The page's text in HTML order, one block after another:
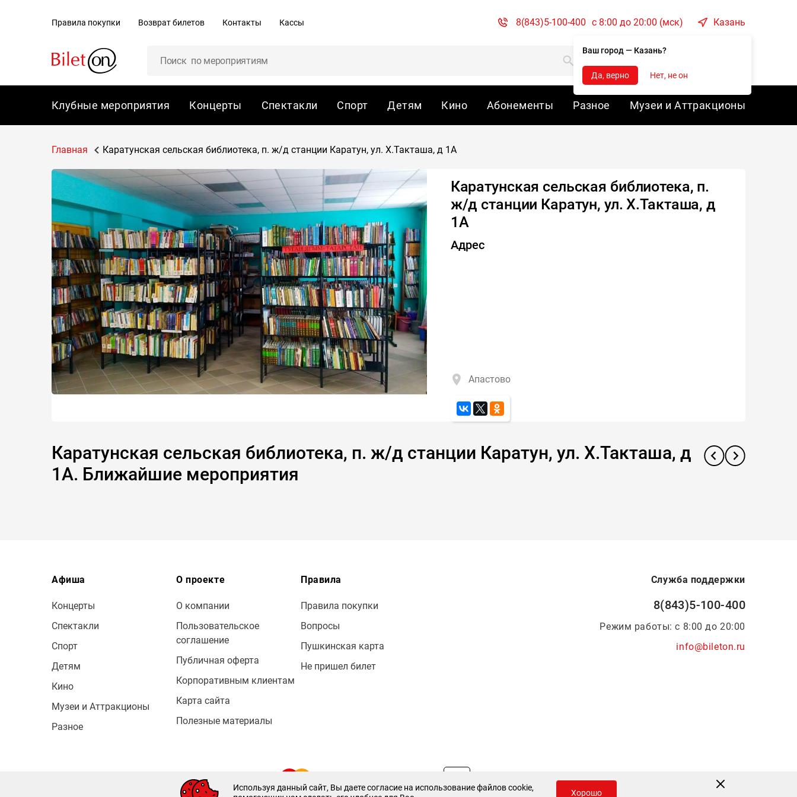
Правила покупки Возврат билетов Контакты Кассы 8(843)5-100-400 c 8:00 до 20:00 (мск) Казань
Ваш город — Казань?
Да, верно Нет, не он
Клубные мероприятия Концерты Спектакли Спорт Детям Кино Абонементы Разное Музеи и Аттракционы
Главная Каратунская сельская библиотека, п. ж/д станции Каратун, ул. Х.Такташа, д 1А
Каратунская сельская библиотека, п.
ж/д станции Каратун, ул. Х.Такташа, д
1А
Адрес
Апастово
Каратунская сельская библиотека, п. ж/д станции Каратун, ул. Х.Такташа, д
1А. Ближайшие мероприятия
Афиша
Концерты
Спектакли
Спорт
Детям
Кино
Музеи и Аттракционы
Разное
О проекте
О компании
Пользовательское
соглашение
Публичная оферта
Корпоративным клиентам
Карта сайта
Полезные материалы
Правила
Правила покупки
Вопросы
Пушкинская карта
Не пришел билет
Служба поддержки
8(843)5-100-400
Режим работы: с 8:00 до 20:00
info@bileton.ru
Дизайн и разработка
Используя данный сайт, Вы даете согласие на использование файлов cookie,
Хорошо